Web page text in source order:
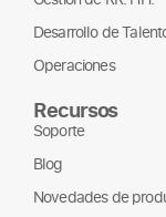
Desarrollo de
Operaciones
Recursos
Soporte
Blog
Novedades de